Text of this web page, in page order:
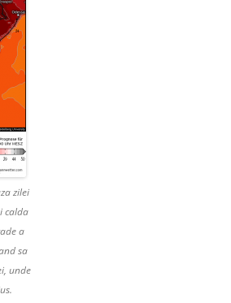
zilei
calda
a
sa
unde